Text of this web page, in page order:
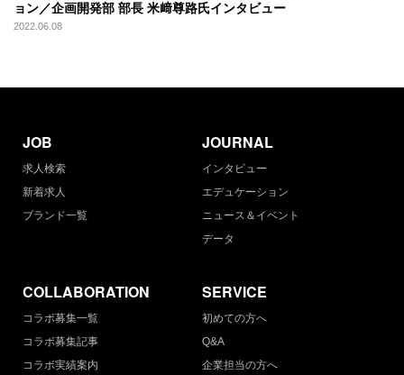
ョン／企画開発部 部長 米﨑尊路氏インタビュー
2022.06.08
JOB
求人検索
新着求人
ブランド一覧
JOURNAL
インタビュー
エデュケーション
ニュース＆イベント
データ
COLLABORATION
コラボ募集一覧
コラボ募集記事
コラボ実績案内
SERVICE
初めての方へ
Q&A
企業担当の方へ